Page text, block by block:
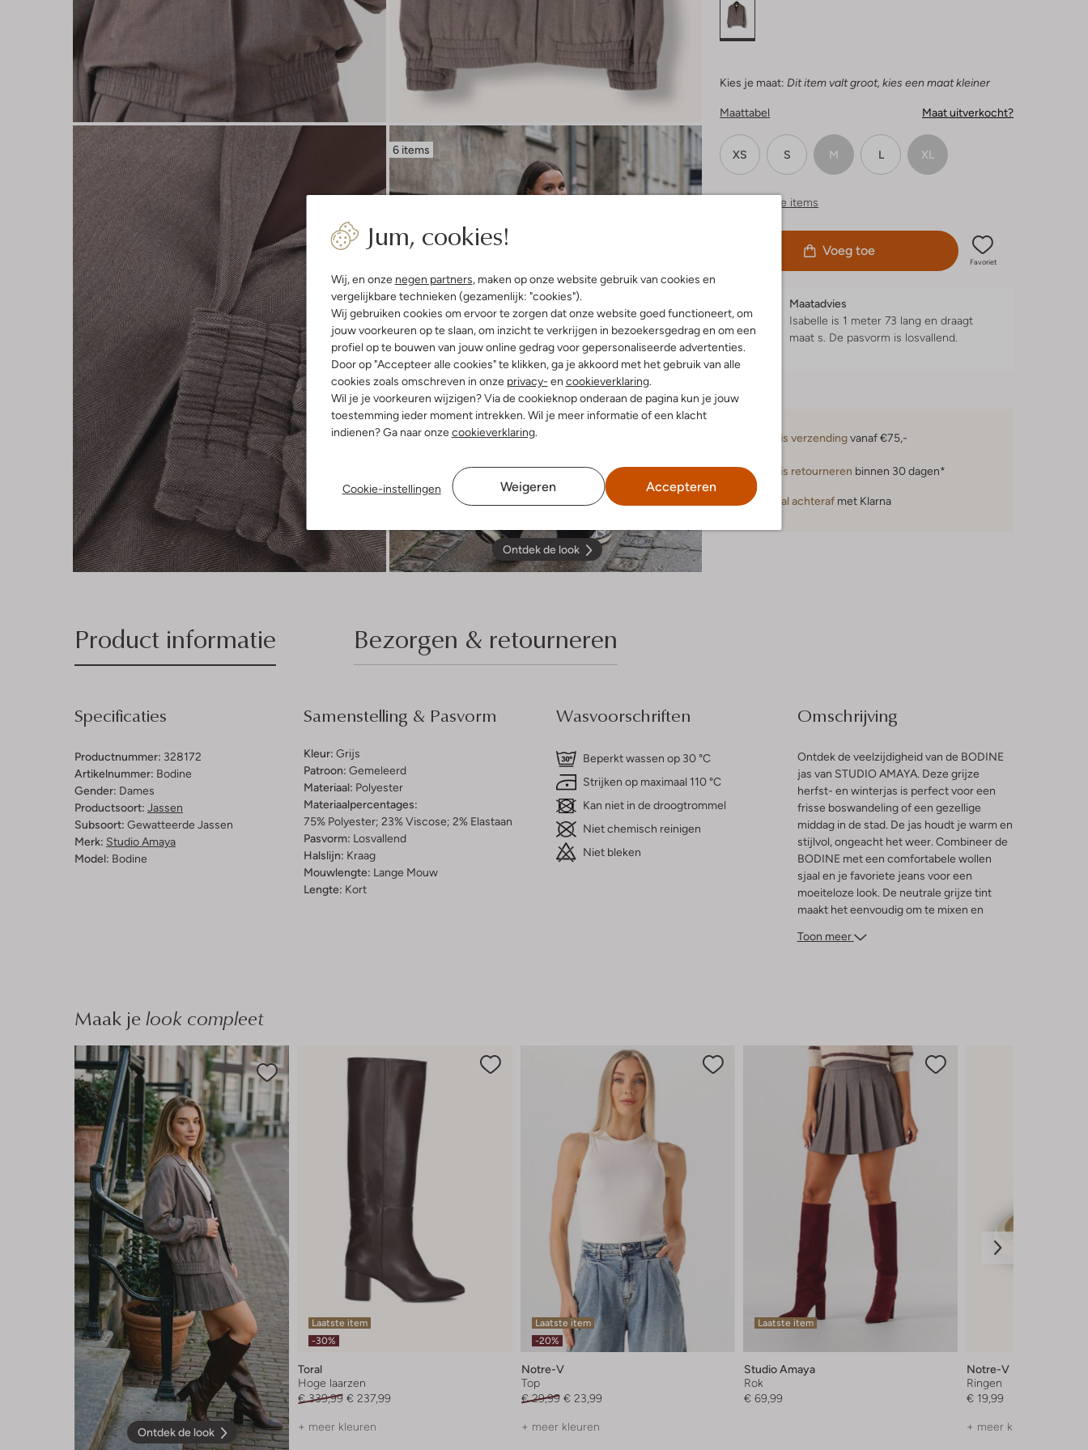
Jum, cookies!
Wij, en onze negen partners, maken op onze website gebruik van cookies en
vergelijkbare technieken (gezamenlijk: "cookies").
Wij gebruiken cookies om ervoor te zorgen dat onze website goed functioneert, om
jouw voorkeuren op te slaan, om inzicht te verkrijgen in bezoekersgedrag en om een
profiel op te bouwen van jouw online gedrag voor gepersonaliseerde advertenties.
Door op "Accepteer alle cookies" te klikken, ga je akkoord met het gebruik van alle
cookies zoals omschreven in onze privacy- en cookieverklaring.
Wil je je voorkeuren wijzigen? Via de cookieknop onderaan de pagina kun je jouw
toestemming ieder moment intrekken. Wil je meer informatie of een klacht
indienen? Ga naar onzecookieverklaring.
Cookie-instellingen Weigeren Accepteren
6 items
Ontdek de look
Kies je maat: Dit item valt groot, kies een maat kleiner
Maattabel Maat uitverkocht?
XS S M L XL
Vergelijkbare items
Voeg toe
Favoriet
Maatadvies
Isabelle is 1 meter 73 lang en draagt
maat s. De pasvorm is losvallend.
Gratis verzendingvanaf €75,-
Gratis retourneren binnen 30 dagen*
Betaal achteraf met Klarna
Product informatie Bezorgen & retourneren
Specificaties
Productnummer: 328172
Artikelnummer: Bodine
Gender: Dames
Productsoort: Jassen
Subsoort: Gewatteerde Jassen
Merk: Studio Amaya
Model: Bodine
Samenstelling & Pasvorm
Kleur: Grijs
Patroon: Gemeleerd
Materiaal: Polyester
Materiaalpercentages:
75% Polyester; 23% Viscose; 2% Elastaan
Pasvorm: Losvallend
Halslijn: Kraag
Mouwlengte: Lange Mouw
Lengte: Kort
Wasvoorschriften
Beperkt wassen op 30 °C
Strijken op maximaal 110 °C
Kan niet in de droogtrommel
Niet chemisch reinigen
Niet bleken
Omschrijving
Ontdek de veelzijdigheid van de BODINE
jas van STUDIO AMAYA. Deze grijze
herfst- en winterjas is perfect voor een
frisse boswandeling of een gezellige
middag in de stad. De jas houdt je warm en
stijlvol, ongeacht het weer. Combineer de
BODINE met een comfortabele wollen
sjaal en je favoriete jeans voor een
moeiteloze look. De neutrale grijze tint
maakt het eenvoudig om te mixen en
winterkleuren. Of je nu op pad gaat voor
Toon meer
Maak je look compleet
Ontdek de look
Laatste item
-30%
Toral
Hoge laarzen
€ 339,99 € 237,99
+ meer kleuren
Laatste item
-20%
Notre-V
Top
€ 29,99 € 23,99
+ meer kleuren
Laatste item
Studio Amaya
Rok
€ 69,99
Notre-V
Ringen
€ 19,99
+ meer kleuren